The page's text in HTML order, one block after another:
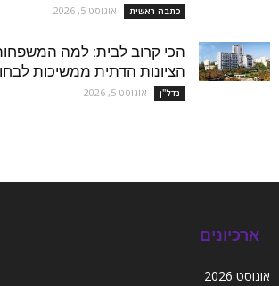
כתבה ראשית אוגוסט 5, 2026
הכי קרוב לבית: למה
הציונות הדתית ממשיכות
נדל''ן אוגוסט 5, 2026
ארכיונים
אוגוסט 2026